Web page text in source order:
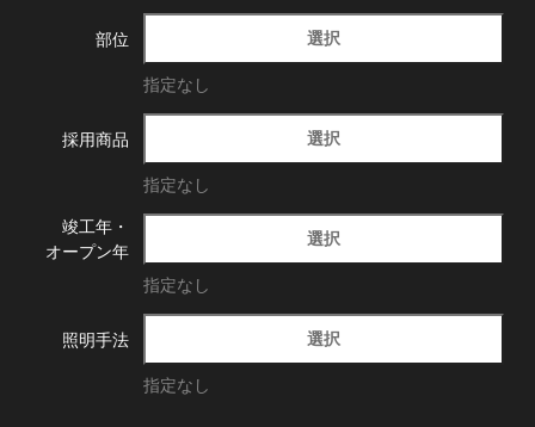
部位 選択
指定なし
採用商品 選択
指定なし
竣工年・
オープン年
選択
指定なし
照明手法 選択
指定なし